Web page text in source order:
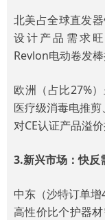
北美占全球直发
设计产品需求
Revlon电动卷发棒
欧洲（占比27%
医疗级消毒电推
对CE认证产品溢
3.新兴市场：快反
中东（沙特订单
高性价比个护器